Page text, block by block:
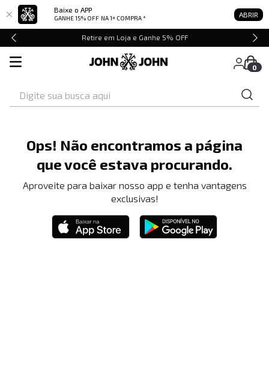
Baixe o APP
GANHE 15% OFF NA 1ª COMPRA * ABRIR
Retire em Loja e Ganhe 5% OFF
0
Ops! Não encontramos a página
que você estava procurando.
Aproveite para baixar nosso app e tenha vantagens
exclusivas!